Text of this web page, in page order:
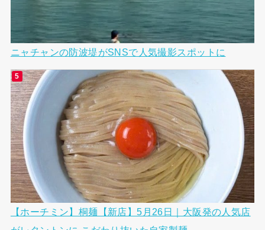
ニャチャンの防波堤がSNSで人気撮影スポットに
【ホーチミン】桐麺【新店】5月26日｜大阪発の人気店